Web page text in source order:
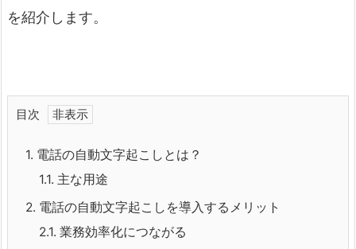
を紹介します。
目次
1. 電話の自動文字起こしとは？
1.1. 主な用途
2. 電話の自動文字起こしを導入するメリット
2.1. 業務効率化につながる